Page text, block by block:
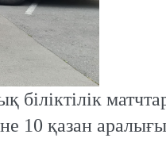
10 қазан